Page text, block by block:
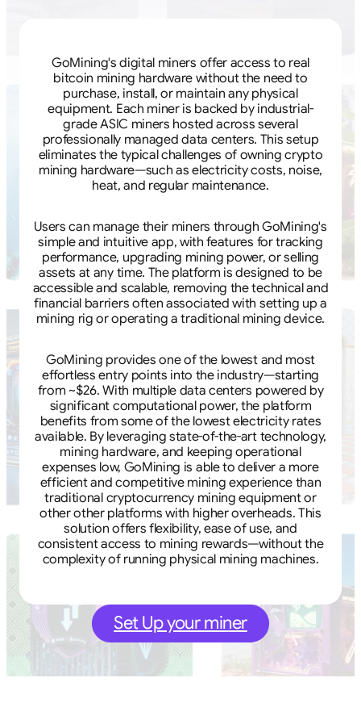
GoMining's digital miners offer access to real
bitcoin mining hardware without the need to
purchase, install, or maintain any physical
equipment. Each miner is backed by industrial-
grade ASIC miners hosted across several
professionally managed data centers. This setup
eliminates the typical challenges of owning crypto
mining hardware—such as electricity costs, noise,
heat, and regular maintenance.
Users can manage their miners through GoMining's
simple and intuitive app, with features for tracking
performance, upgrading mining power, or selling
assets at any time. The platform is designed to be
accessible and scalable, removing the technical and
financial barriers often associated with setting up a
mining rig or operating a traditional mining device.
GoMining provides one of the lowest and most
effortless entry points into the industry—starting
from ~$26. With multiple data centers powered by
significant computational power, the platform
benefits from some of the lowest electricity rates
available. By leveraging state-of-the-art technology,
mining hardware, and keeping operational
expenses low, GoMining is able to deliver a more
efficient and competitive mining experience than
traditional cryptocurrency mining equipment or
other other platforms with higher overheads. This
solution offers flexibility, ease of use, and
consistent access to mining rewards—without the
complexity of running physical mining machines.
Set Up your miner